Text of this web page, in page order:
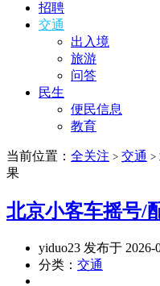
招聘
交通
出入境
旅游
问答
民生
便民信息
教育
当前位置： 全关注 > 交通 >
果
北京小客车摇号/
yiduo23 发布于 2026-
分类： 交通